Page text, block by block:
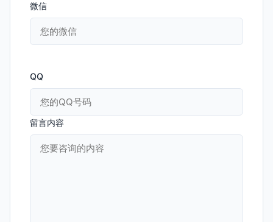
微信
QQ
留言内容